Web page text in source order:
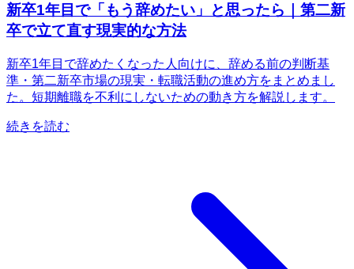
新卒1年目で「もう辞めたい」と思ったら｜第二新
卒で立て直す現実的な方法
新卒1年目で辞めたくなった人向けに、辞める前の判断基
準・第二新卒市場の現実・転職活動の進め方をまとめまし
た。短期離職を不利にしないための動き方を解説します。
続きを読む